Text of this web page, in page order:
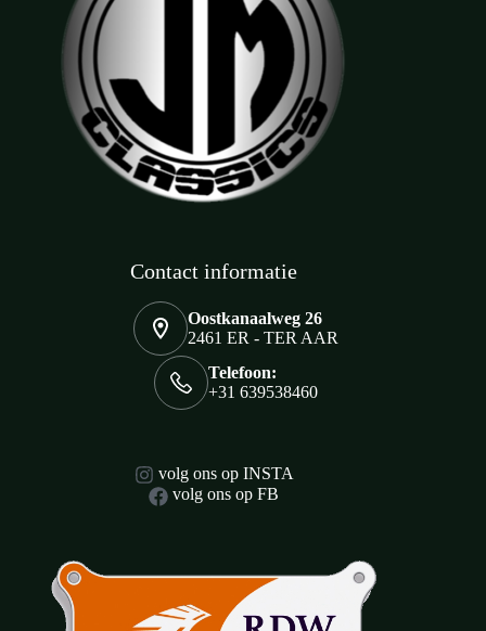
Contact informatie
Oostkanaalweg 26
2461 ER - TER AAR
Telefoon:
+31 639538460
volg ons op INSTA
volg ons op FB